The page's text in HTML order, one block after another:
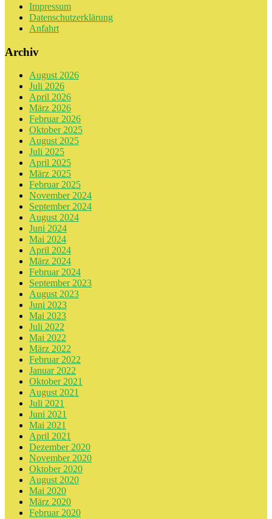
Impressum
Datenschutzerklärung
Anfahrt
Archiv
August 2026
Juli 2026
April 2026
März 2026
Februar 2026
Oktober 2025
August 2025
Juli 2025
April 2025
März 2025
Februar 2025
November 2024
September 2024
August 2024
Juni 2024
Mai 2024
April 2024
März 2024
Februar 2024
September 2023
August 2023
Juni 2023
Mai 2023
Juli 2022
Mai 2022
März 2022
Februar 2022
Januar 2022
Oktober 2021
August 2021
Juli 2021
Juni 2021
Mai 2021
April 2021
Dezember 2020
November 2020
Oktober 2020
August 2020
Mai 2020
März 2020
Februar 2020